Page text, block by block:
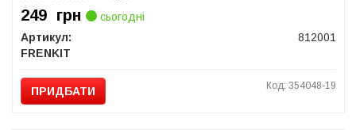
249 грн
сьогодні
Артикул:
812001
FRENKIT
ПРИДБАТИ Код: 354048-19